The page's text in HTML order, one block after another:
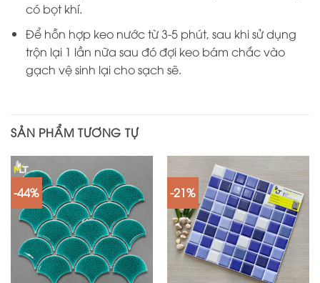
có bọt khí.
Để hỗn hợp keo nước từ 3-5 phút, sau khi sử dụng
trộn lại 1 lần nữa sau đó đợi keo bám chắc vào
gạch vệ sinh lại cho sạch sẽ.
SẢN PHẨM TƯƠNG TỰ
-44% -21%